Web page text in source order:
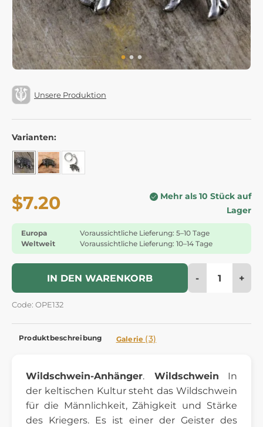
Unsere Produktion
Varianten:
$7.20
Mehr als 10 Stück auf
Lager
Europa
Voraussichtliche Lieferung: 5–10 Tage
Weltweit
Voraussichtliche Lieferung: 10–14 Tage
IN DEN WARENKORB - +
Code: OPE132
Produktbeschreibung Galerie (3)
Wildschwein-Anhänger. Wildschwein In
der keltischen Kultur steht das Wildschwein
für die Männlichkeit, Zähigkeit und Stärke
des Kriegers. Es ist einer der Geister des